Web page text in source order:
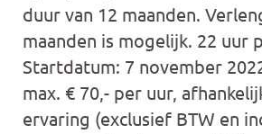
duur van 12 maanden.
maanden is mogelijk. 22 uur
Startdatum: 7 november
max. € 70,- per uur,
ervaring (exclusief BTW en